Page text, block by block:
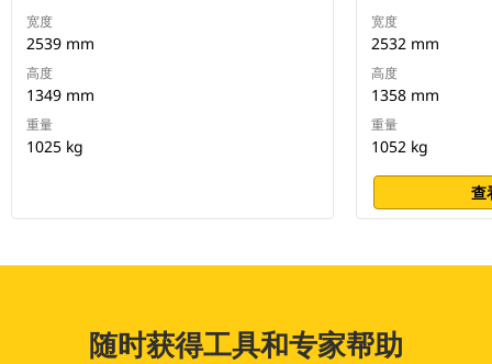
宽度
2539 mm
高度
1349 mm
重量
1025 kg
宽度
2532 mm
高度
1358 mm
重量
1052 kg
查
随时获得工具和专家帮助